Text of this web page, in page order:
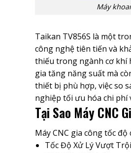
Máy
Taikan TV856S là một
công nghệ tiên tiến và
thiếu trong ngành cơ khí
gia tăng năng suất mà
thiết bị phù hợp, việc so
nghiệp tối ưu hóa chi phí
Tại Sao Máy CNC
Máy CNC gia công tốc
Tốc Độ Xử Lý Vượt